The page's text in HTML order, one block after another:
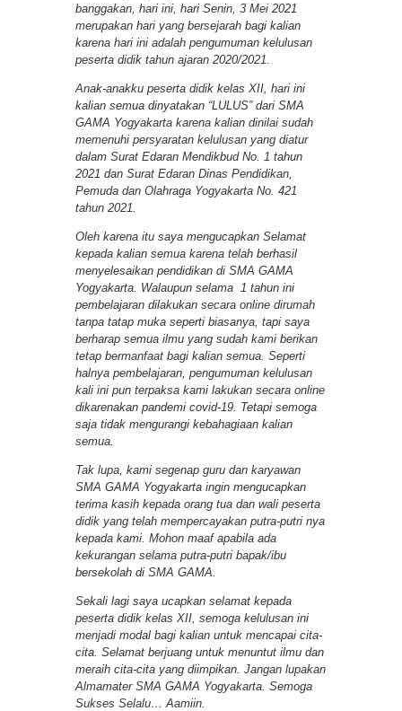
banggakan, hari ini, hari Senin, 3 Mei 2021
merupakan hari yang bersejarah bagi kalian
karena hari ini adalah pengumuman kelulusan
peserta didik tahun ajaran 2020/2021.
Anak-anakku peserta didik kelas XII, hari ini
kalian semua dinyatakan “LULUS” dari SMA
GAMA Yogyakarta karena kalian dinilai sudah
memenuhi persyaratan kelulusan yang diatur
dalam Surat Edaran Mendikbud No. 1 tahun
2021 dan Surat Edaran Dinas Pendidikan,
Pemuda dan Olahraga Yogyakarta No. 421
tahun 2021.
Oleh karena itu saya mengucapkan Selamat
kepada kalian semua karena telah berhasil
menyelesaikan pendidikan di SMA GAMA
Yogyakarta. Walaupun selama 1 tahun ini
pembelajaran dilakukan secara online dirumah
tanpa tatap muka seperti biasanya, tapi saya
berharap semua ilmu yang sudah kami berikan
tetap bermanfaat bagi kalian semua. Seperti
halnya pembelajaran, pengumuman kelulusan
kali ini pun terpaksa kami lakukan secara online
dikarenakan pandemi covid-19. Tetapi semoga
saja tidak mengurangi kebahagiaan kalian
semua.
Tak lupa, kami segenap guru dan karyawan
SMA GAMA Yogyakarta ingin mengucapkan
terima kasih kepada orang tua dan wali peserta
didik yang telah mempercayakan putra-putri nya
kepada kami. Mohon maaf apabila ada
kekurangan selama putra-putri bapak/ibu
bersekolah di SMA GAMA.
Sekali lagi saya ucapkan selamat kepada
peserta didik kelas XII, semoga kelulusan ini
menjadi modal bagi kalian untuk mencapai cita-
cita. Selamat berjuang untuk menuntut ilmu dan
meraih cita-cita yang diimpikan. Jangan lupakan
Almamater SMA GAMA Yogyakarta. Semoga
Sukses Selalu… Aamiin.